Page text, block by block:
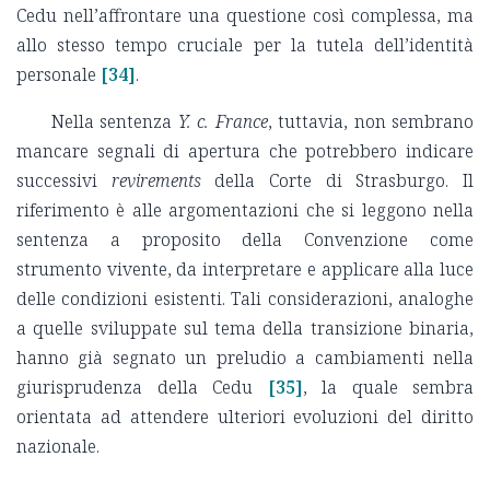
Cedu nell’affrontare una questione così complessa, ma
allo stesso tempo cruciale per la tutela dell’identità
personale [34].
Nella sentenza Y. c. France, tuttavia, non sembrano
mancare segnali di apertura che potrebbero indicare
successivi revirementsdella Corte di Strasburgo. Il
riferimento è alle argomentazioni che si leggono nella
sentenza a proposito della Convenzione come
strumento vivente, da interpretare e applicare alla luce
delle condizioni esistenti. Tali considerazioni, analoghe
a quelle sviluppate sul tema della transizione binaria,
hanno già segnato un preludio a cambiamenti nella
giurisprudenza della Cedu
[35], la quale sembra
orientata ad attendere ulteriori evoluzioni del diritto
nazionale.